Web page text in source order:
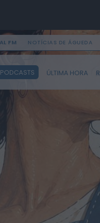
FM NOTÍCIAS DE ÁGUEDA
PODCASTS ÚLTIMA HORA